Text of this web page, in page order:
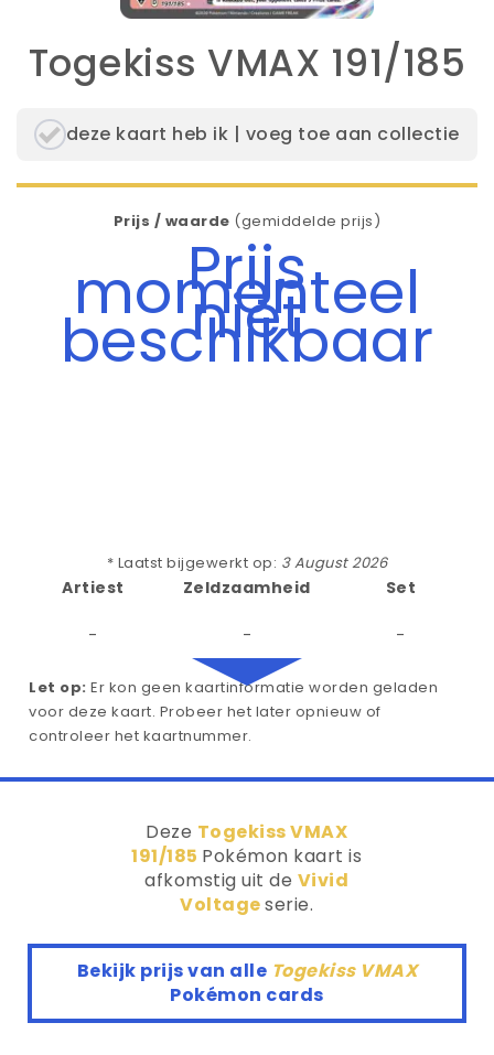
Togekiss VMAX 191/185
deze kaart heb ik | voeg toe aan collectie
Prijs / waarde (gemiddelde prijs)
Prijs
momenteel
niet
beschikbaar
* Laatst bijgewerkt op: 3 August 2026
Artiest
-
Zeldzaamheid
-
Set
-
Let op: Er kon geen kaartinformatie worden geladen
voor deze kaart. Probeer het later opnieuw of
controleer het kaartnummer.
Deze Togekiss VMAX
191/185 Pokémon kaart is
afkomstig uit de Vivid
Voltageserie.
Bekijk prijs van alle Togekiss VMAX
Pokémon cards